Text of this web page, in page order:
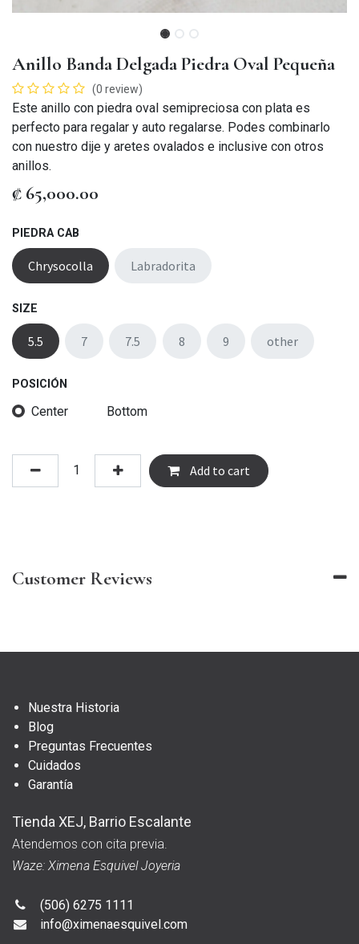
Anillo Banda Delgada Piedra Oval Pequeña
(0 review)
Este anillo con piedra oval semipreciosa con plata es
perfecto para regalar y auto regalarse. Podes combinarlo
con nuestro dije y aretes ovalados e inclusive con otros
anillos.
₡ 65,000.00
PIEDRA CAB
Chrysocolla Labradorita
SIZE
5.5 7 7.5 8 9 other
POSICIÓN
Center Bottom
Add to cart
Customer Reviews
Nuestra Historia
Blog
Preguntas Frecuentes
Cuidados
Garantía
Tienda XEJ, Barrio Escalante
Atendemos con cita previa.
Waze: Ximena Esquivel Joyeria
(506) 6275 1111
info@ximenaesquivel.com